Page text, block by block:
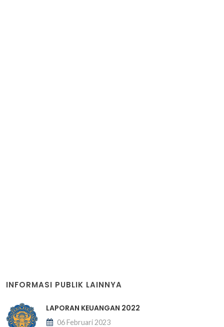
INFORMASI PUBLIK LAINNYA
LAPORAN KEUANGAN 2022
06 Februari 2023